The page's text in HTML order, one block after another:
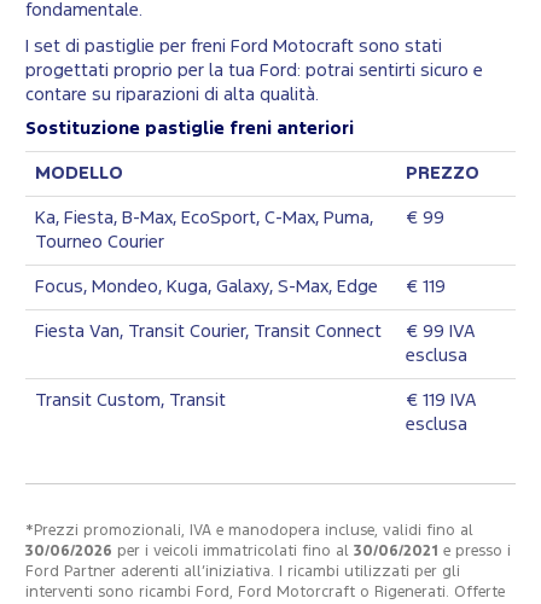
fondamentale.
I set di pastiglie per freni Ford Motocraft sono stati
progettati proprio per la tua Ford: potrai sentirti sicuro e
contare su riparazioni di alta qualità.
Sostituzione pastiglie freni anteriori
MODELLO PREZZO
Ka, Fiesta, B-Max, EcoSport, C-Max, Puma,
Tourneo Courier
€ 99
Focus, Mondeo, Kuga, Galaxy, S-Max, Edge € 119
Fiesta Van, Transit Courier, Transit Connect
€ 99 IVA
esclusa
Transit Custom, Transit
€ 119 IVA
esclusa
*Prezzi promozionali, IVA e manodopera incluse, validi fino al
30/06/2026 per i veicoli immatricolati fino al 30/06/2021 e presso i
Ford Partner aderenti all’iniziativa. I ricambi utilizzati per gli
interventi sono ricambi Ford, Ford Motorcraft o Rigenerati. Offerte